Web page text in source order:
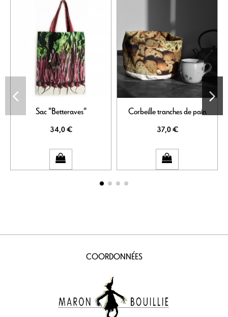
Sac "Betteraves"
34,0 €
Corbeille tranches de pain
37,0 €
COORDONNÉES